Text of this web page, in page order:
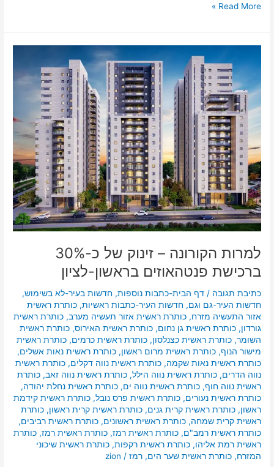
Read More »
למרות הקורונה – זינוק של כ-30%
ברכישת פנטהאוזים בראשון-לציון
כתיבת תגובה /דף הבית-כתבות נוספות,חדשות בעיר-לא בשימוש,
חדשות העיר-גם וגם,חדשות העיר-כתבות ראשיות,כותרת ראשית
אזור התעשיה מזרח,כותרת ראשית אזור תעשיה מערב,כותרת ראשית
גורדון,כותרת ראשית גן נחום,כותרת ראשית האירוס,כותרת ראשית
השומר,כותרת ראשית כצנלסון,כותרת ראשית כרמים,כותרת ראשית
מישור הנוף,כותרת ראשית מרום ראשון,כותרת ראשית נאות אשלים,
כותרת ראשית נאות שקמה,כותרת ראשית נווה דקלים,כותרת ראשית
נווה הדרים,כותרת ראשית נווה הילל,כותרת ראשית נווה זאב,כותרת
ראשית נווה חוף,כותרת ראשית נווה ים,כותרת ראשית נחלת יהודה,
כותרת ראשית נעורים,כותרת ראשית פרס נובל,כותרת ראשית קידמת
ראשון,כותרת ראשית קרית גנים,כותרת ראשית קרית ראשון,כותרת
ראשית קרית שמחה,כותרת ראשית ראשונים,כותרת ראשית רביבים,
כותרת ראשית רמב"ם,כותרת ראשית רמז,כותרת ראשית רמז,כותרת
ראשית רמת אליהו,כותרת ראשית רקפות,כותרת ראשית שיכוני
המזרח,כותרת ראשית שער הים,רמז /
zion
הקורונה
זינוק
של
כ-30%
ברכישת
פנטהאוזים
בראשון-לציון